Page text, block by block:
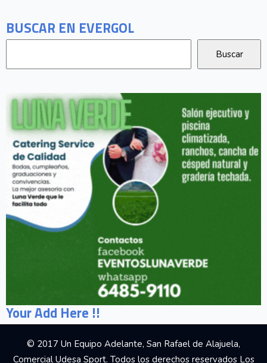
BUSCAR EN EVERGOL
Your Add Here !!
© 2017 Un Equipo Adelante, San Rafael de Alajuela,
Comercial Udesa Sport. Todos los derechos reservados Los